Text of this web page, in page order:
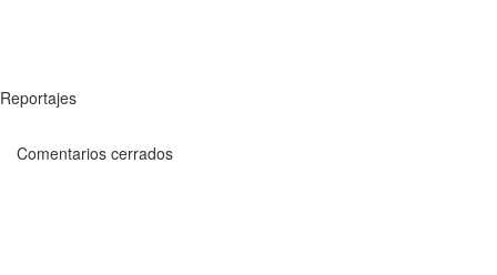
Reportajes
Comentarios cerrados